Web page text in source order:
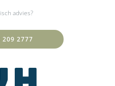
advies?
209 2777